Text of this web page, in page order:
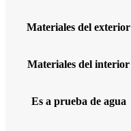
Materiales del exterior
Materiales del interior
Es a prueba de agua